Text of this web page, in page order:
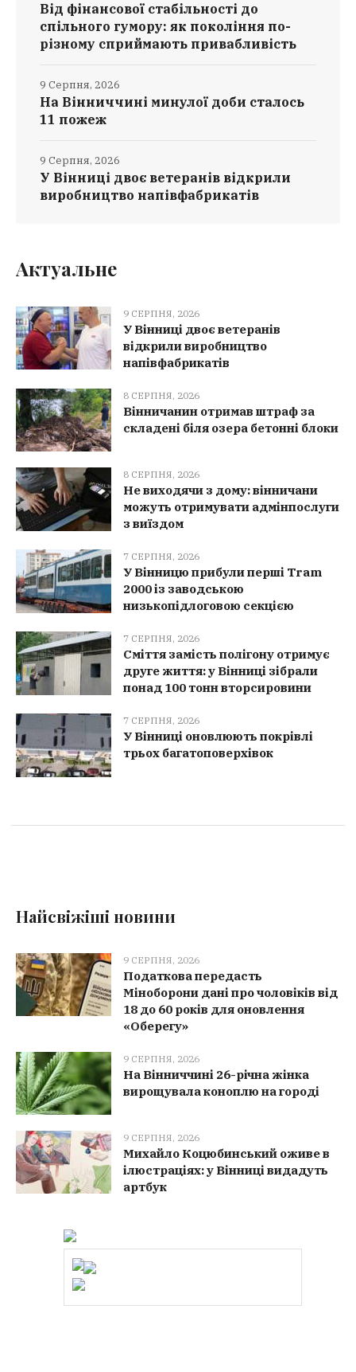
Від фінансової стабільності до
спільного гумору: як покоління по-
різному сприймають привабливість
На Вінниччині минулої доби сталось
11 пожеж
9 Серпня, 2026
У Вінниці двоє ветеранів відкрили
виробництво напівфабрикатів
9 Серпня, 2026
Актуальне
9 СЕРПНЯ, 2026
У Вінниці двоє ветеранів
відкрили виробництво
напівфабрикатів
8 СЕРПНЯ, 2026
Вінничанин отримав штраф за
складені біля озера бетонні блоки
8 СЕРПНЯ, 2026
Не виходячи з дому: вінничани
можуть отримувати адмінпослуги
з виїздом
7 СЕРПНЯ, 2026
У Вінницю прибули перші Tram
2000 із заводською
низькопідлоговою секцією
7 СЕРПНЯ, 2026
Сміття замість полігону отримує
друге життя: у Вінниці зібрали
понад 100 тонн вторсировини
7 СЕРПНЯ, 2026
У Вінниці оновлюють покрівлі
трьох багатоповерхівок
Найсвіжіші новини
9 СЕРПНЯ, 2026
Податкова передасть
Міноборони дані про чоловіків від
18 до 60 років для оновлення
«Оберегу»
9 СЕРПНЯ, 2026
На Вінниччині 26-річна жінка
вирощувала коноплю на городі
9 СЕРПНЯ, 2026
Михайло Коцюбинський оживе в
ілюстраціях: у Вінниці видадуть
артбук